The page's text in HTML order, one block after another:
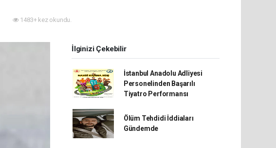
1483+ kez okundu.
İlginizi Çekebilir
İstanbul Anadolu Adliyesi
Personelinden Başarılı
Tiyatro Performansı
Ölüm Tehdidi İddiaları
Gündemde